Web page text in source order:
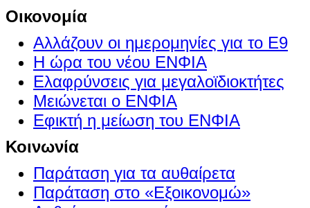
Οικονομία
Αλλάζουν οι ημερομηνίες για το Ε9
Η ώρα του νέου ΕΝΦΙΑ
Ελαφρύνσεις για μεγαλοϊδιοκτήτες
Μειώνεται ο ΕΝΦΙΑ
Εφικτή η μείωση του ΕΝΦΙΑ
Κοινωνία
Παράταση για τα αυθαίρετα
Παράταση στο «Εξοικονομώ»